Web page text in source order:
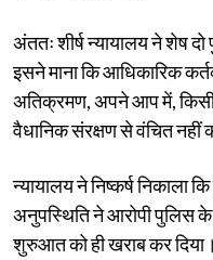
अंततः शीर्ष न्यायालय ने शेष
इसने माना कि आधिकारिक
अतिक्रमण, अपने आप में, किसी
वैधानिक संरक्षण से वंचित नहीं
न्यायालय ने निष्कर्ष निकाला
अनुपस्थिति ने आरोपी पुलिस के
शुरुआत को ही खराब कर दिया।